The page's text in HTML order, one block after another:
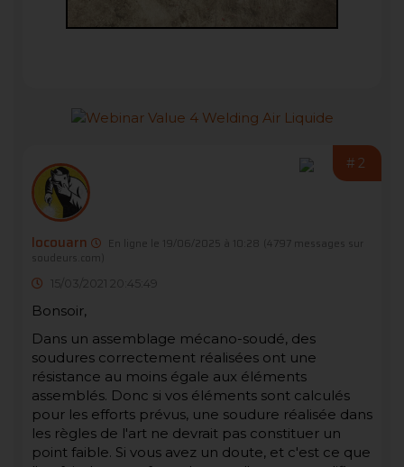
#2
locouarn En ligne le 19/06/2025 à 10:28
(4797 messages sur
soudeurs.com)
15/03/2021 20:45:49
Bonsoir,
Dans un assemblage mécano-soudé, des
soudures correctement réalisées ont une
résistance au moins égale aux éléments
assemblés. Donc si vos éléments sont calculés
pour les efforts prévus, une soudure réalisée dans
les règles de l'art ne devrait pas constituer un
point faible. Si vous avez un doute, et c'est ce que